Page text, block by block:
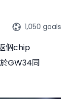
1,050 goals
個chip
GW34同